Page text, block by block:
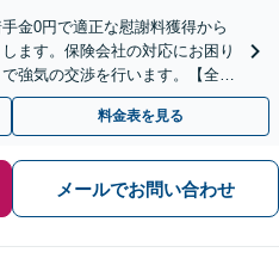
金0円で適正な慰謝料獲得から
ます。保険会社の対応にお困り
強気の交渉を行います。【全国
料金表を見る
メールでお問い合わせ